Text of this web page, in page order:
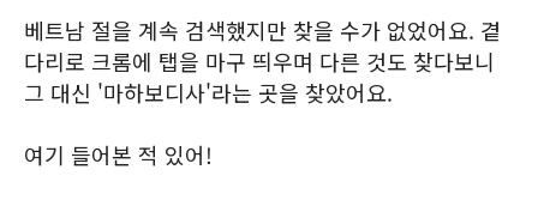
베트남 절을 계속 검색했지만 찾을 수가 없었어요. 곁
다리로 크롬에 탭을 마구 띄우며 다른 것도 찾다보니
그 대신 '마하보디사'라는 곳을 찾았어요.
여기 들어본 적 있어!